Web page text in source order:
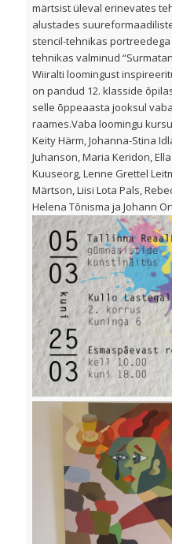
märtsist üleval erinevates
alustades
stencil-tehnikas
tehnikas valminud
Wiiralti loomingust
on pandud 12. klasside
selle õppeaasta jooksul
raames.Vaba loomingu
Keity Härm, Johanna-Stina
Juhanson, Maria Keridon,
Kuuseorg, Lenne Grettel
Märtson, Liisi Lota Pals,
Helena Tõnisma ja Johann